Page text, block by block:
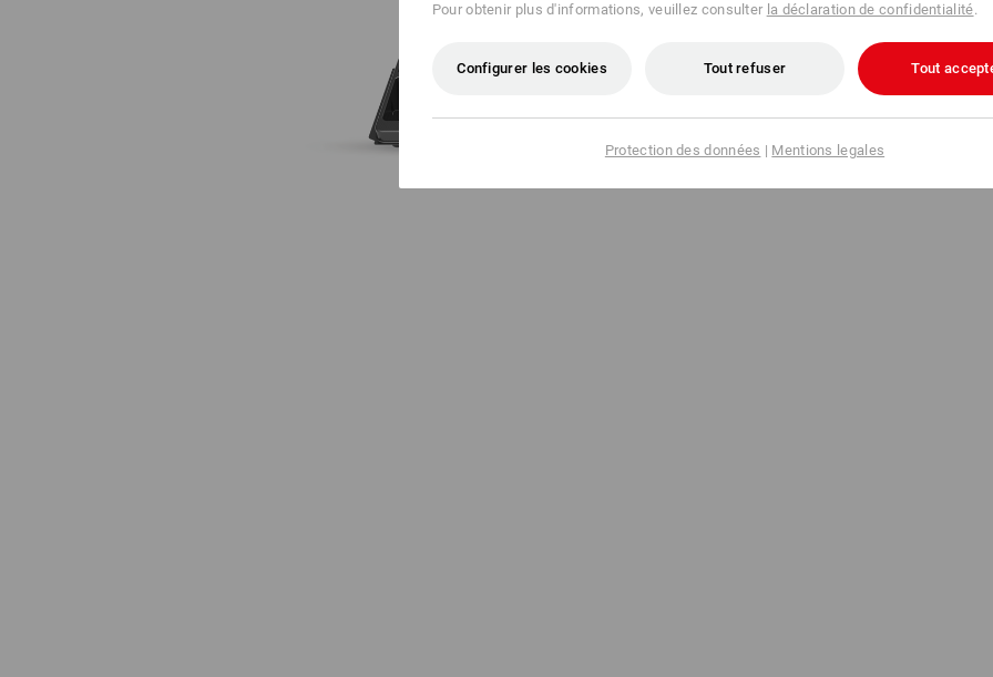
le film de recouvrement pour
Pour obtenir plus d'informations, veuillez consulter la déclaration de confidentialité.
Configurer les cookies Tout refuser Tout
Protection des données | Mentions legales